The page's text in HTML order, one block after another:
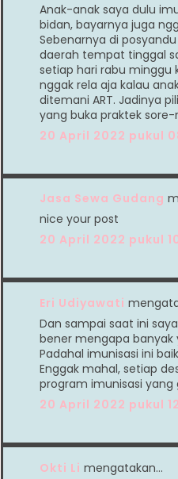
Anak-anak saya dulu
bidan, bayarnya juga
Sebenarnya di
daerah tempat tinggal
setiap hari rabu minggu
nggak rela aja kalau
ditemani ART. Jadinya
yang buka praktek
20 April 2022 pukul
Jasa Sewa Gudang
nice your post
20 April 2022 pukul
Eri Udiyawati
Dan sampai saat ini
bener mengapa banyak
Padahal imunisasi ini
Enggak mahal, setiap
program imunisasi
20 April 2022 pukul
Okti Li mengatakan…